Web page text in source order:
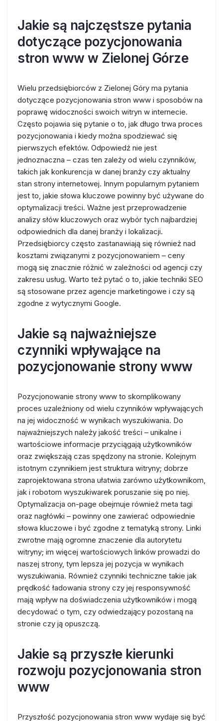
Jakie są najczęstsze pytania
dotyczące pozycjonowania
stron www w Zielonej Górze
Wielu przedsiębiorców z Zielonej Góry ma pytania
dotyczące pozycjonowania stron www i sposobów na
poprawę widoczności swoich witryn w internecie.
Często pojawia się pytanie o to, jak długo trwa proces
pozycjonowania i kiedy można spodziewać się
pierwszych efektów. Odpowiedź nie jest
jednoznaczna – czas ten zależy od wielu czynników,
takich jak konkurencja w danej branży czy aktualny
stan strony internetowej. Innym popularnym pytaniem
jest to, jakie słowa kluczowe powinny być używane do
optymalizacji treści. Ważne jest przeprowadzenie
analizy słów kluczowych oraz wybór tych najbardziej
odpowiednich dla danej branży i lokalizacji.
Przedsiębiorcy często zastanawiają się również nad
kosztami związanymi z pozycjonowaniem – ceny
mogą się znacznie różnić w zależności od agencji czy
zakresu usług. Warto też pytać o to, jakie techniki SEO
są stosowane przez agencje marketingowe i czy są
zgodne z wytycznymi Google.
Jakie są najważniejsze
czynniki wpływające na
pozycjonowanie strony www
Pozycjonowanie strony www to skomplikowany
proces uzależniony od wielu czynników wpływających
na jej widoczność w wynikach wyszukiwania. Do
najważniejszych należy jakość treści – unikalne i
wartościowe informacje przyciągają użytkowników
oraz zwiększają czas spędzony na stronie. Kolejnym
istotnym czynnikiem jest struktura witryny; dobrze
zaprojektowana strona ułatwia zarówno użytkownikom,
jak i robotom wyszukiwarek poruszanie się po niej.
Optymalizacja on-page obejmuje również meta tagi
oraz nagłówki – powinny one zawierać odpowiednie
słowa kluczowe i być zgodne z tematyką strony. Linki
zwrotne mają ogromne znaczenie dla autorytetu
witryny; im więcej wartościowych linków prowadzi do
naszej strony, tym lepsza jej pozycja w wynikach
wyszukiwania. Również czynniki techniczne takie jak
prędkość ładowania strony czy jej responsywność
mają wpływ na doświadczenia użytkowników i mogą
decydować o tym, czy odwiedzający pozostaną na
stronie czy ją opuszczą.
Jakie są przyszłe kierunki
rozwoju pozycjonowania stron
www
Przyszłość pozycjonowania stron www wydaje się być